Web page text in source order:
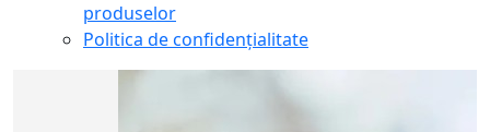
produselor
Politica de confidențialitate